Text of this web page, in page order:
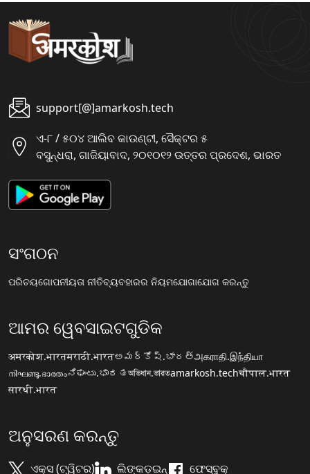
support[@]amarkosh.tech
ଏ-୮ / ୫୦୪ ଆଲିବ କାଉଣ୍ଟୀ, ସୈକ୍ଟର ୫
ବସୁନ୍ଧରା, ଗାଜିୟାବାଦ, ୨୦୧୦୧୨ ଉତ୍ତର ପ୍ରଦେଶ, ଭାରତ
ସଂଗଠନ
ପରିଚୟଗୋପନୀୟତା ନୀତିବ୍ୟବହାରର ନିୟମଯୋଗାଯୋଗ କରନ୍ତୁ
ଆମର ୱେବସାଇଟଗୁଡିକ
अमरकोश.भारतमराठी.भारतఅమర్కోష్.భారత్அகராதி.இந்தியா
നിഘണ്ടു.ഭാരതംನಿಘಂಟು.ಭಾರತঅভিধান.ভারতamarkosh.techचौपाल.भारत
सारथी.भारत
ଅନୁସରଣ କରନ୍ତୁ
ଏକ୍ସ (ଟ୍ୱିଟର) ଲିଙ୍କଡ଼ଇନ୍ ଫେସ୍ବୁକ୍